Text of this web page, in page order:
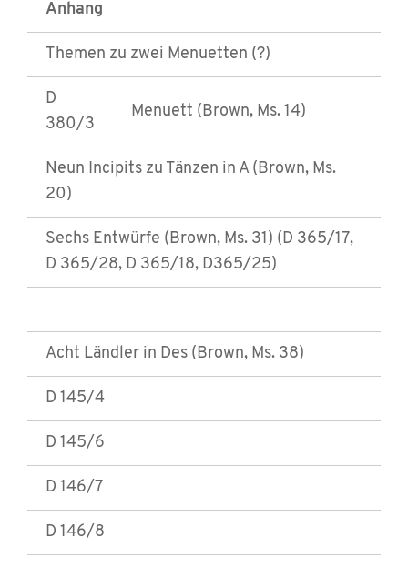
Anhang
Themen zu zwei Menuetten (?)
D
380/3
Menuett (Brown, Ms. 14)
Neun Incipits zu Tänzen in A (Brown, Ms.
20)
Sechs Entwürfe (Brown, Ms. 31) (D 365/17,
D 365/28, D 365/18, D365/25)
Acht Ländler in Des (Brown, Ms. 38)
D 145/4
D 145/6
D 146/7
D 146/8